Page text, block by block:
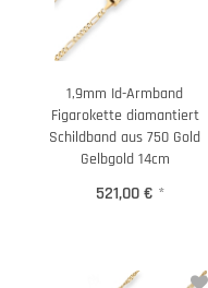
1,9mm Id-Armband
Figarokette diamantiert
Schildband aus 750 Gold
Gelbgold 14cm
521,00 € *